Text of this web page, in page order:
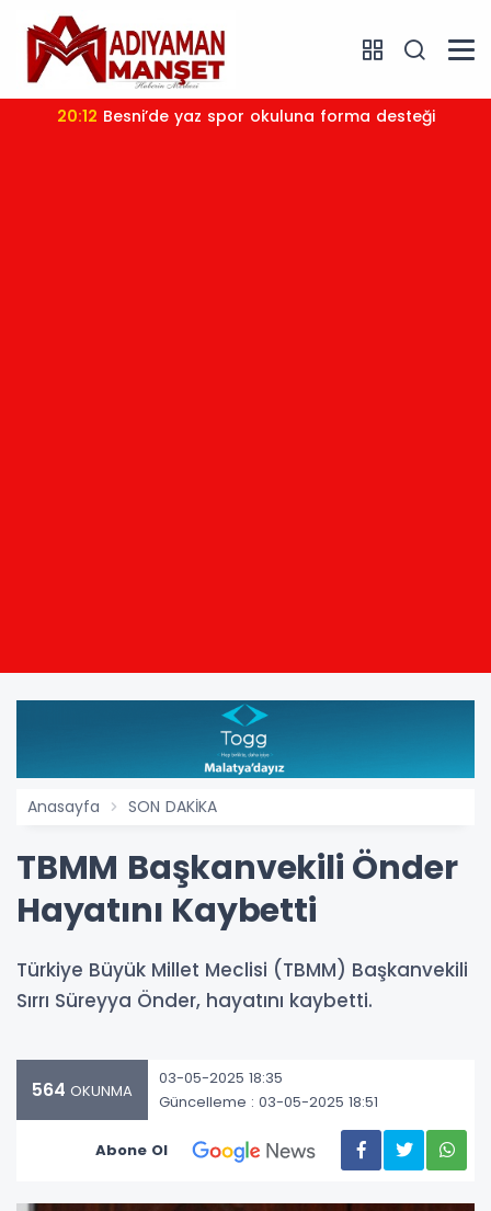
20:12 Besni’de yaz spor okuluna forma desteği
Anasayfa SON DAKİKA
TBMM Başkanvekili Önder
Hayatını Kaybetti
Türkiye Büyük Millet Meclisi (TBMM) Başkanvekili
Sırrı Süreyya Önder, hayatını kaybetti.
564 OKUNMA
03-05-2025 18:35
Güncelleme : 03-05-2025 18:51
Abone Ol